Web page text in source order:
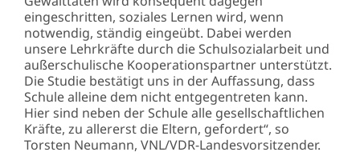
eingeschritten, soziales Lernen wird, wenn
notwendig, ständig eingeübt. Dabei werden
unsere Lehrkräfte durch die Schulsozialarbeit und
außerschulische Kooperationspartner unterstützt.
Die Studie bestätigt uns in der Auffassung, dass
Schule alleine dem nicht entgegentreten kann.
Hier sind neben der Schule alle gesellschaftlichen
Kräfte, zu allererst die Eltern, gefordert“, so
Torsten Neumann, VNL/VDR-Landesvorsitzender.